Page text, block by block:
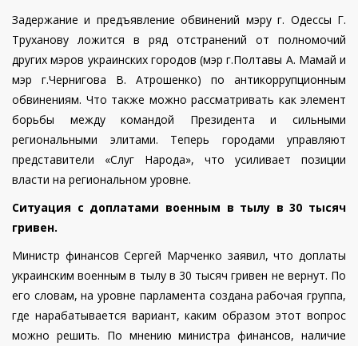
Задержание и предъявление обвинений мэру г. Одессы Г.
Труханову ложится в ряд отстранений от полномочий
других мэров украинских городов (мэр г.Полтавы А. Мамай и
мэр г.Чернигова В. Атрошенко) по антикоррупционным
обвинениям. Что также можно рассматривать как элемент
борьбы между командой Президента и сильными
региональными элитами. Теперь городами управляют
представители «Слуг Народа», что усиливает позиции
власти на региональном уровне.
Ситуация с доплатами военным в тылу в 30 тысяч
гривен.
Министр финансов Сергей Марченко заявил, что доплаты
украинским военным в тылу в 30 тысяч гривен не вернут. По
его словам, на уровне парламента создана рабочая группа,
где нарабатывается вариант, каким образом этот вопрос
можно решить. По мнению министра финансов, наличие